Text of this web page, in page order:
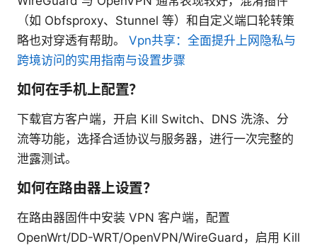
（如 Obfsproxy、Stunnel 等）和自定义端口轮转策
略也对穿透有帮助。 Vpn共享：全面提升上网隐私与
跨境访问的实用指南与设置步骤
如何在手机上配置？
下载官方客户端，开启 Kill Switch、DNS 洗涤、分
流等功能，选择合适协议与服务器，进行一次完整的
泄露测试。
如何在路由器上设置？
在路由器固件中安装 VPN 客户端，配置
OpenWrt/DD-WRT/OpenVPN/WireGuard，启用 Kill